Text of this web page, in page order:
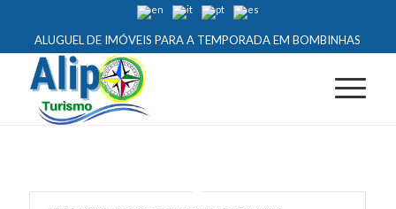
ALUGUEL DE IMÓVEIS PARA A TEMPORADA EM BOMBINHAS